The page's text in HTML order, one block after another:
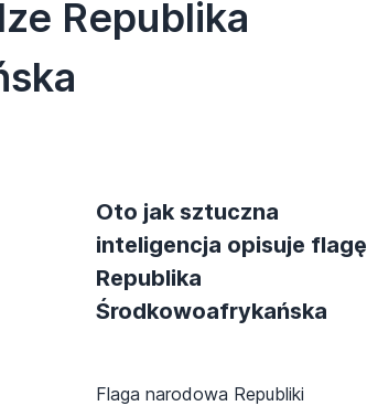
Republika
Oto jak sztuczna
inteligencja opisuje flagę
Republika
Środkowoafrykańska
Flaga narodowa Republiki